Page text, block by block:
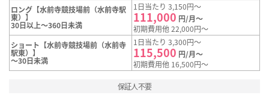
ロング【水前寺競技場前（水前寺駅
東）】
30日以上～360日未満
1日当たり 3,150円～
111,000 円/月～
初期費用他 22,000円～
ショート【水前寺競技場前（水前寺
駅東）】
～30日未満
1日当たり 3,300円～
115,500 円/月～
初期費用他 16,500円～
保証人不要